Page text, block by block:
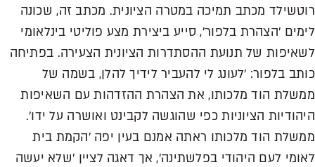
רוטשילד מכתב תמיכה במטרה הציונית. מכתב זה, שכונה
לימים 'הצהרת בלפור', סייע ביצירת מצע פוליטי בינלאומי
לשאיפות של תנועת ההסתדרות הציונית הצעירה. בפתיחה
כותב בלפור: 'לעונג לי להעביר לידיך להלן, בשמה של
ממשלת הוד מלכותו, את הצהרת ההזדהות עם השאיפות
היהודיות הציוניות כפי שהוגשה לקבינט ואושרה על ידו'.
ממשלת הוד מלכותו ראתה אמנם בעין יפה 'הקמת בית
לאומי לעם היהודי בפלשתינה', אך דאגה לציין 'שלא יעשה